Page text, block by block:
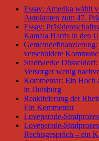
Essay: Amerika wählt
Autokraten zum 47.
Essay:
Kamala Harris in den
verschuldete
Stadtwerke
Versorger wenig
Kommentar: Ein Hoch
in Duisburg
Reaktivierung der
Ein Kommentar
Loveparade-
Loveparade-
Rechtsgespräch – ein